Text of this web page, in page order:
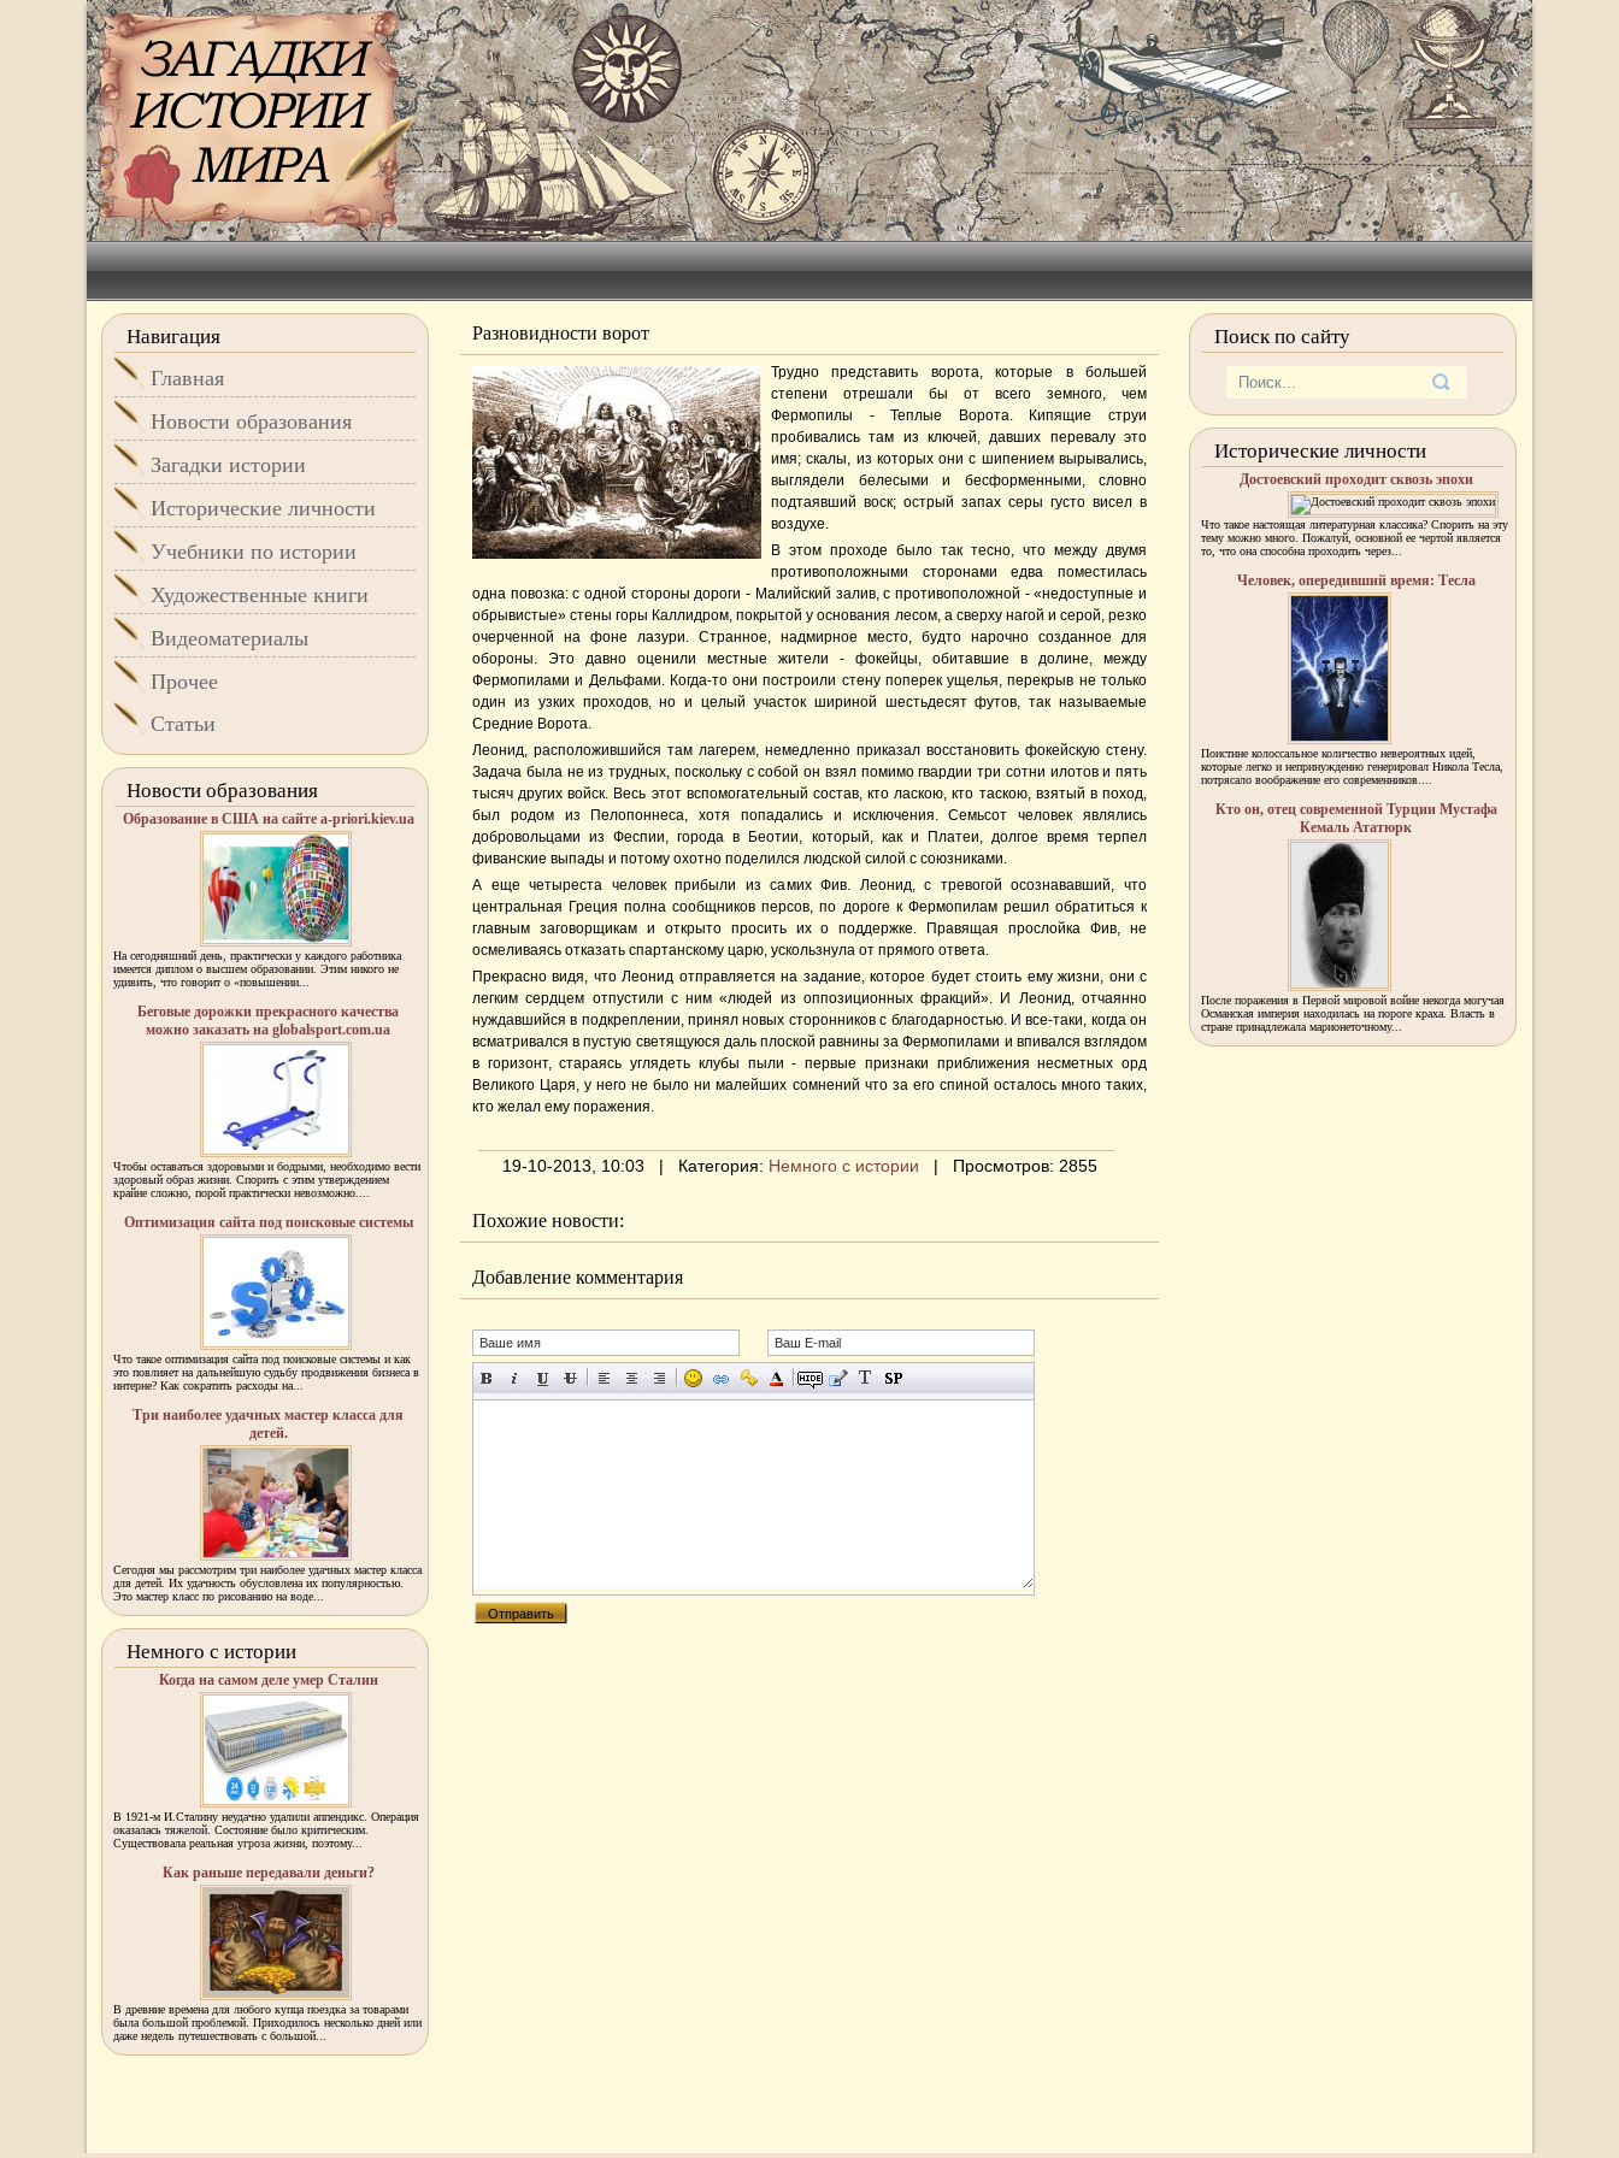
Разновидности ворот
Трудно представить ворота, которые в большей
степени отрешали бы от всего земного, чем
Фермопилы - Теплые Ворота. Кипящие струи
пробивались там из ключей, давших перевалу это
имя; скалы, из которых они с шипением вырывались,
выглядели белесыми и бесформенными, словно
подтаявший воск; острый запах серы густо висел в
воздухе.
В этом проходе было так тесно, что между двумя
противоположными сторонами едва поместилась
одна повозка: с одной стороны дороги - Малийский залив, с противоположной - «недоступные и
обрывистые» стены горы Каллидром, покрытой у основания лесом, а сверху нагой и серой, резко
очерченной на фоне лазури. Странное, надмирное место, будто нарочно созданное для
обороны. Это давно оценили местные жители - фокейцы, обитавшие в долине, между
Фермопилами и Дельфами. Когда-то они построили стену поперек ущелья, перекрыв не только
один из узких проходов, но и целый участок шириной шестьдесят футов, так называемые
Средние Ворота.
Леонид, расположившийся там лагерем, немедленно приказал восстановить фокейскую стену.
Задача была не из трудных, поскольку с собой он взял помимо гвардии три сотни илотов и пять
тысяч других войск. Весь этот вспомогательный состав, кто ласкою, кто таскою, взятый в поход,
был родом из Пелопоннеса, хотя попадались и исключения. Семьсот человек являлись
добровольцами из Феспии, города в Беотии, который, как и Платеи, долгое время терпел
фиванские выпады и потому охотно поделился людской силой с союзниками.
А еще четыреста человек прибыли из самих Фив. Леонид, с тревогой осознававший, что
центральная Греция полна сообщников персов, по дороге к Фермопилам решил обратиться к
главным заговорщикам и открыто просить их о поддержке. Правящая прослойка Фив, не
осмеливаясь отказать спартанскому царю, ускользнула от прямого ответа.
Прекрасно видя, что Леонид отправляется на задание, которое будет стоить ему жизни, они с
легким сердцем отпустили с ним «людей из оппозиционных фракций». И Леонид, отчаянно
нуждавшийся в подкреплении, принял новых сторонников с благодарностью. И все-таки, когда он
всматривался в пустую светящуюся даль плоской равнины за Фермопилами и впивался взглядом
в горизонт, стараясь углядеть клубы пыли - первые признаки приближения несметных орд
Великого Царя, у него не было ни малейших сомнений что за его спиной осталось много таких,
кто желал ему поражения.
19-10-2013, 10:03 | Категория: Немного с истории | Просмотров: 2855
Похожие новости:
Добавление комментария
Навигация
Главная
Новости образования
Загадки истории
Исторические личности
Учебники по истории
Художественные книги
Видеоматериалы
Прочее
Статьи
Новости образования
Образование в США на сайте a-priori.kiev.ua
На сегодняшний день, практически у каждого работника
имеется диплом о высшем образовании. Этим никого не
удивить, что говорит о «повышении...
Беговые дорожки прекрасного качества
можно заказать на globalsport.com.ua
Чтобы оставаться здоровыми и бодрыми, необходимо вести
здоровый образ жизни. Спорить с этим утверждением
крайне сложно, порой практически невозможно....
Оптимизация сайта под поисковые системы
Что такое оптимизация сайта под поисковые системы и как
это повлияет на дальнейшую судьбу продвижения бизнеса в
интерне? Как сократить расходы на...
Три наиболее удачных мастер класса для
детей.
Сегодня мы рассмотрим три наиболее удачных мастер класса
для детей. Их удачность обусловлена их популярностью.
Это мастер класс по рисованию на воде...
Немного с истории
Когда на самом деле умер Сталин
В 1921-м И.Сталину неудачно удалили аппендикс. Операция
оказалась тяжелой. Состояние было критическим.
Существовала реальная угроза жизни, поэтому...
Как раньше передавали деньги?
В древние времена для любого купца поездка за товарами
была большой проблемой. Приходилось несколько дней или
даже недель путешествовать с большой...
Поиск по сайту
Исторические личности
Достоевский проходит сквозь эпохи
Что такое настоящая литературная классика? Спорить на эту
тему можно много. Пожалуй, основной ее чертой является
то, что она способна проходить через...
Человек, опередивший время: Тесла
Поистине колоссальное количество невероятных идей,
которые легко и непринужденно генерировал Никола Тесла,
потрясало воображение его современников....
Кто он, отец современной Турции Мустафа
Кемаль Ататюрк
После поражения в Первой мировой войне некогда могучая
Османская империя находилась на пороге краха. Власть в
стране принадлежала марионеточному...